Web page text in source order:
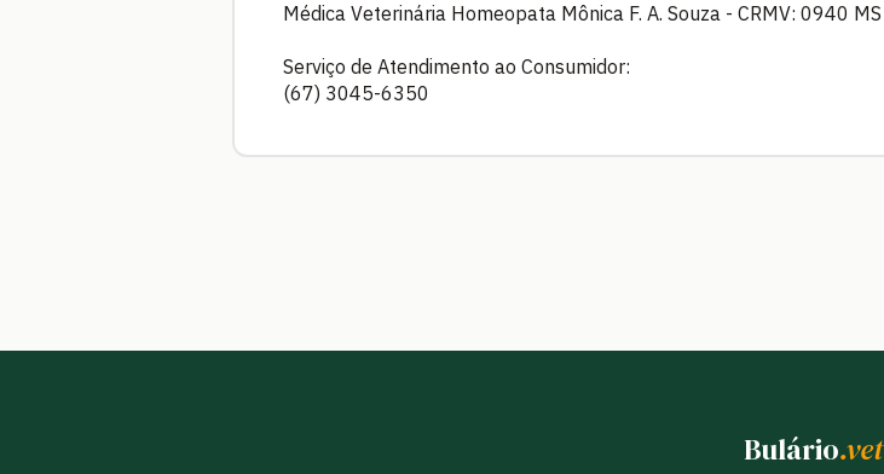
Médica Veterinária Homeopata Mônica F. A. Souza - CRMV: 0940 MS
Serviço de Atendimento ao Consumidor:
(67) 3045-6350
Bulário.vet